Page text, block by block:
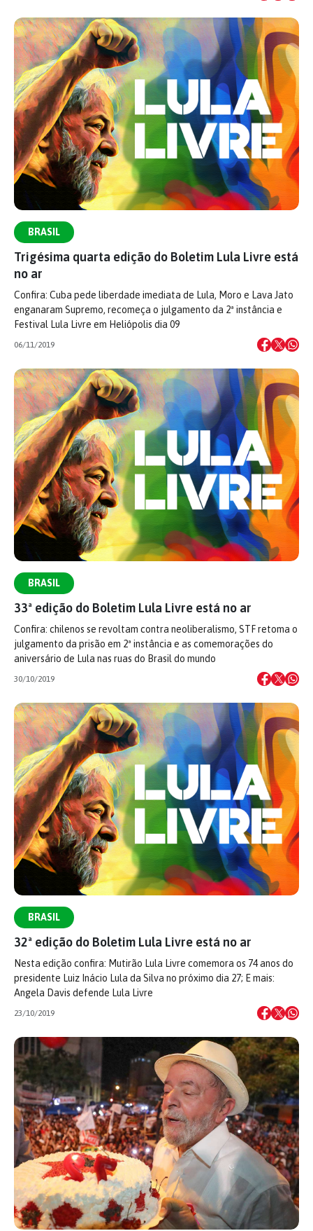
BRASIL
Trigésima quarta edição do Boletim Lula Livre está
no ar
Confira: Cuba pede liberdade imediata de Lula, Moro e Lava Jato
enganaram Supremo, recomeça o julgamento da 2ª instância e
Festival Lula Livre em Heliópolis dia 09
06/11/2019
BRASIL
33ª edição do Boletim Lula Livre está no ar
Confira: chilenos se revoltam contra neoliberalismo, STF retoma o
julgamento da prisão em 2ª instância e as comemorações do
aniversário de Lula nas ruas do Brasil do mundo
30/10/2019
BRASIL
32ª edição do Boletim Lula Livre está no ar
Nesta edição confira: Mutirão Lula Livre comemora os 74 anos do
presidente Luiz Inácio Lula da Silva no próximo dia 27; E mais:
Angela Davis defende Lula Livre
23/10/2019